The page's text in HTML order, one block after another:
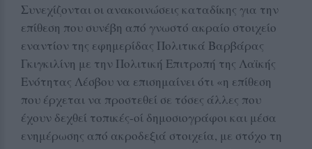
Συνεχίζονται οι ανακοινώσεις καταδίκης για την
επίθεση που συνέβη από γνωστό ακραίο στοιχείο
εναντίον της εφημερίδας Πολιτικά Βαρβάρας
Γκιγκιλίνη με την Πολιτική Επιτροπή της Λαϊκής
Ενότητας Λέσβου να επισημαίνει ότι «η επίθεση
που έρχεται να προστεθεί σε τόσες άλλες που
έχουν δεχθεί τοπικές-οί δημοσιογράφοι και μέσα
ενημέρωσης από ακροδεξιά στοιχεία, με στόχο τη